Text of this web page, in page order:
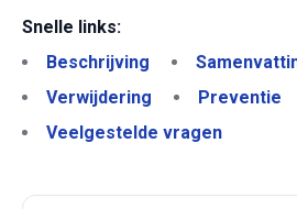
Snelle links:
Beschrijving
Verwijdering
Preventie
Veelgestelde vragen